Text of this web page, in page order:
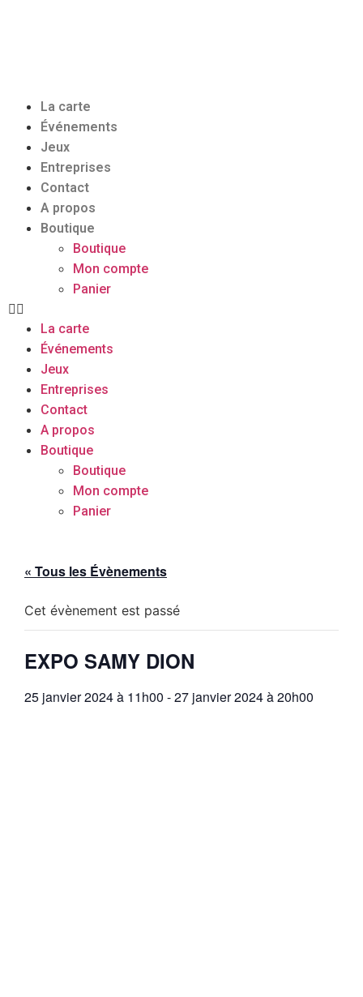
La carte
Événements
Jeux
Entreprises
Contact
A propos
Boutique
Boutique
Mon compte
Panier
La carte
Événements
Jeux
Entreprises
Contact
A propos
Boutique
Boutique
Mon compte
Panier
« Tous les Évènements
Cet évènement est passé
EXPO SAMY DION
25 janvier 2024 à 11h00 -27 janvier 2024 à 20h00